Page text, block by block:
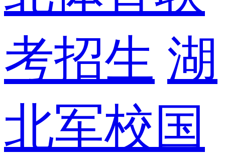
考招生 湖
北军校国